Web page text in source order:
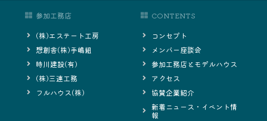
CONTENTS
コンセプト
メンバー座談会
参加工務店とモデルハウス
アクセス
協賛企業紹介
新着ニュース・イベント情
報
参加工務店
(株)エステート工房
想創舎(株)手嶋組
時川建設(有)
(株)三連工務
フルハウス(株)